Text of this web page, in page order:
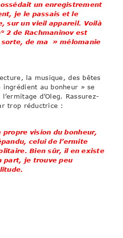
un enregistrement
je le passais et le
sur un vieil appareil. Voilà
2 de Rachmaninov est
de ma » mélomanie
la musique, des bêtes
au bonheur » se
d’Oleg. Rassurez-
trop réductrice :
propre vision du bonheur,
celui de l’ermite
Bien sûr, il en existe
part, je trouve peu